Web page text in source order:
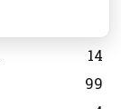
14
99